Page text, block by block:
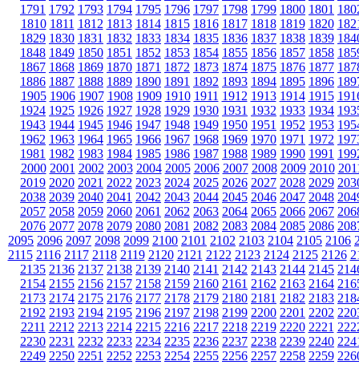
1791 1792 1793 1794 1795 1796 1797 1798 1799 1800 1801
1810 1811 1812 1813 1814 1815 1816 1817 1818 1819 1820
1829 1830 1831 1832 1833 1834 1835 1836 1837 1838 1839
1848 1849 1850 1851 1852 1853 1854 1855 1856 1857 1858
1867 1868 1869 1870 1871 1872 1873 1874 1875 1876 1877
1886 1887 1888 1889 1890 1891 1892 1893 1894 1895 1896
1905 1906 1907 1908 1909 1910 1911 1912 1913 1914 1915
1924 1925 1926 1927 1928 1929 1930 1931 1932 1933 1934
1943 1944 1945 1946 1947 1948 1949 1950 1951 1952 1953
1962 1963 1964 1965 1966 1967 1968 1969 1970 1971 1972
1981 1982 1983 1984 1985 1986 1987 1988 1989 1990 1991
2000 2001 2002 2003 2004 2005 2006 2007 2008 2009 2010
2019 2020 2021 2022 2023 2024 2025 2026 2027 2028 2029
2038 2039 2040 2041 2042 2043 2044 2045 2046 2047 2048
2057 2058 2059 2060 2061 2062 2063 2064 2065 2066 2067
2076 2077 2078 2079 2080 2081 2082 2083 2084 2085 2086
2095 2096 2097 2098 2099 2100 2101 2102 2103 2104 2105 2106
2115 2116 2117 2118 2119 2120 2121 2122 2123 2124 2125 2126
2135 2136 2137 2138 2139 2140 2141 2142 2143 2144 2145
2154 2155 2156 2157 2158 2159 2160 2161 2162 2163 2164
2173 2174 2175 2176 2177 2178 2179 2180 2181 2182 2183
2192 2193 2194 2195 2196 2197 2198 2199 2200 2201 2202
2211 2212 2213 2214 2215 2216 2217 2218 2219 2220 2221
2230 2231 2232 2233 2234 2235 2236 2237 2238 2239 2240
2249 2250 2251 2252 2253 2254 2255 2256 2257 2258 2259